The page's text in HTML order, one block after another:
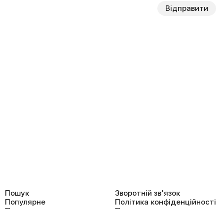
Відправити
Пошук
Популярне
Зворотній зв'язок
Політика конфіденційності